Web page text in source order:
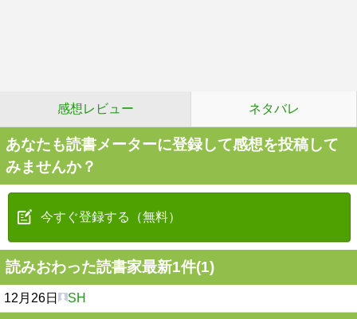
感想レビュー ネタバレ
あなたも読書メーターに登録して感想を投稿して
みませんか？
今すぐ登録する（無料）
読みおわった読書家最新1件(1)
12月26日 SH